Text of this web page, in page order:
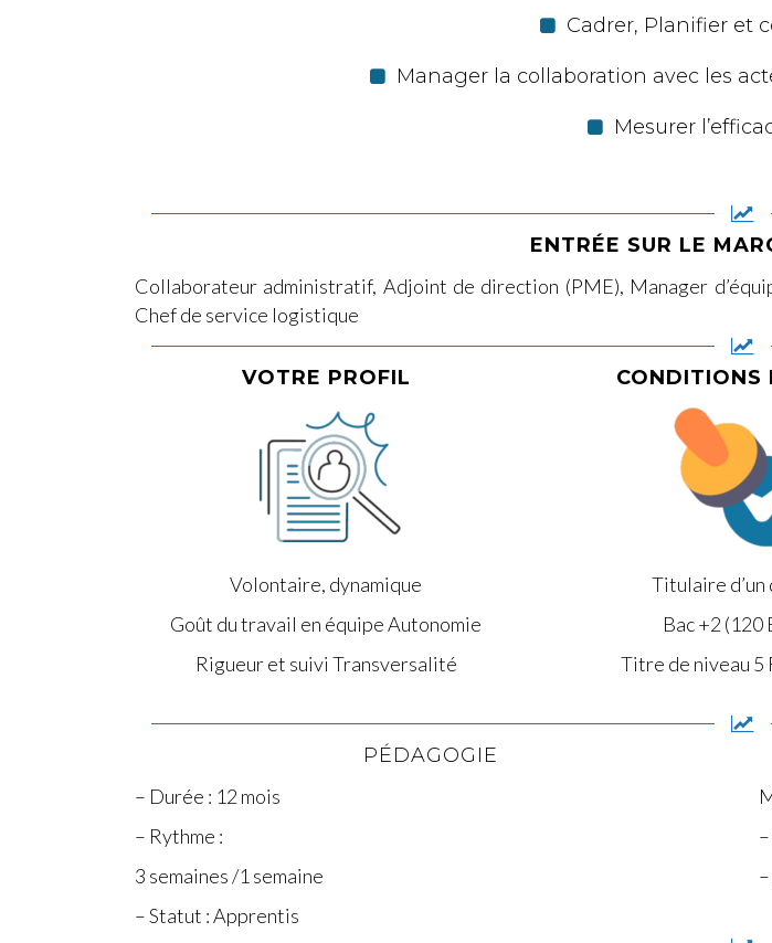
Cadrer, Planifier et
Manager la collaboration avec les
Mesurer
ENTRÉE SUR LE
Collaborateur administratif, Adjoint de direction (PME), Manager
Chef de service logistique
VOTRE PROFIL
Volontaire, dynamique
Goût du travail en équipe Autonomie
Rigueur et suivi Transversalité
CONDITIONS
Titulaire d’un
Bac +2 (120
Titre de niveau 5
PÉDAGOGIE
– Durée : 12 mois
– Rythme :
3 semaines /1 semaine
– Statut : Apprentis